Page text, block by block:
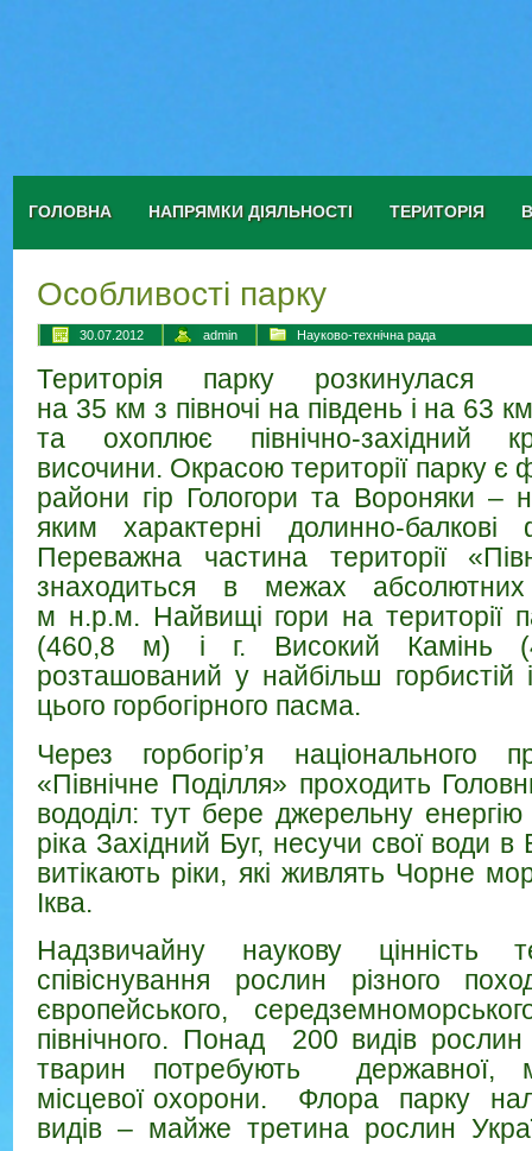
ГОЛОВНА НАПРЯМКИ ДІЯЛЬНОСТІ ТЕРИТОРІЯ
Особливості парку
30.07.2012 admin Науково-технічна рада
Територія парку розкинулася
на 35 км з півночі на південь і на 63
та охоплює північно-західний
височини. Окрасою території парку є
райони гір Гологори та Вороняки –
яким характерні долинно-
Переважна частина території
знаходиться в межах
м н.р.м. Найвищі гори на території
(460,8 м) і г. Високий Камінь
розташований у найбільш горбистій і
цього горбогірного пасма.
Через горбогір’я національного
«Північне Поділля» проходить
вододіл: тут бере джерельну
ріка Західний Буг, несучи свої води в
витікають ріки, які живлять Чорне
Іква.
Надзвичайну наукову цінність
співіснування рослин різного
європейського,
північного. Понад 200 видів
тварин потребують державної,
місцевої охорони. Флора парку
видів – майже третина рослин